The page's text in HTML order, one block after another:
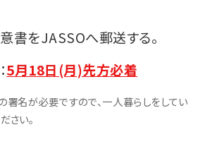
書をJASSOへ郵送する。
5月18日(月)先方必着
署名が必要ですので、一人暮らしをしてい
さい。